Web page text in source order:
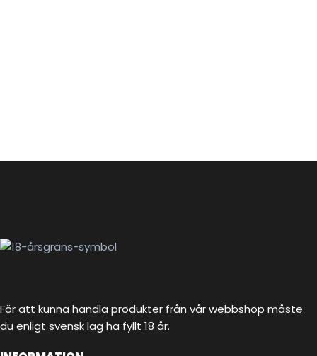
För att kunna handla produkter från vår webbshop måste
du enligt svensk lag ha fyllt 18 år.